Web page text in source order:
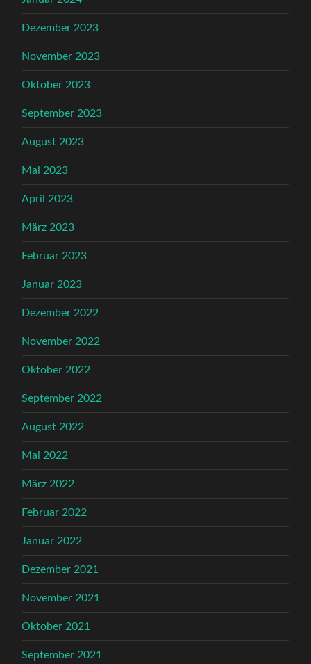
Dezember 2023
November 2023
Oktober 2023
September 2023
August 2023
Mai 2023
April 2023
März 2023
Februar 2023
Januar 2023
Dezember 2022
November 2022
Oktober 2022
September 2022
August 2022
Mai 2022
März 2022
Februar 2022
Januar 2022
Dezember 2021
November 2021
Oktober 2021
September 2021